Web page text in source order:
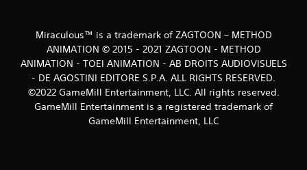
8
3
1
c
Miraculous™ is a trademark of ZAGTOON – METHOD
ANIMATION © 2015 - 2021 ZAGTOON - METHOD
ANIMATION - TOEI ANIMATION - AB DROITS AUDIOVISUELS
- DE AGOSTINI EDITORE S.P.A. ALL RIGHTS RESERVED.
©2022 GameMill Entertainment, LLC. All rights reserved.
GameMill Entertainment is a registered trademark of
GameMill Entertainment, LLC